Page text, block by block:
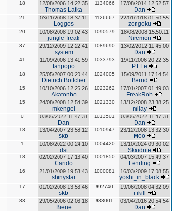
18 12/08/2006 14:22:35
Thomas Latka
1134066 17/08/2014 12:52:57
Dan
21 03/11/2008 18:37:11
Loggos
1126667 22/01/2018 01:50:55
zongoku
20 10/08/2008 19:02:43
jungle-freak
1090579 18/08/2008 15:50:11
Niremori
37 29/12/2009 12:22:41
system
1089690 13/02/2012 11:45:00
Dan
41 11/09/2006 13:41:59
tanpopo
1033793 19/11/2006 20:22:35
PiLLe
18 25/05/2007 00:20:44
Dietrich Böttcher
1024005 15/09/2011 17:14:54
Bernd
15 10/10/2006 12:26:26
Akatonbo
1023262 17/01/2007 01:49:03
FreakRob
15 24/08/2008 12:54:39
mkengel
1021330 13/12/2008 23:38:25
milay
0 03/06/2022 11:47:31
Dan
1013501 03/06/2022 11:47:31
Dan
18 13/04/2007 23:58:12
skb
1010947 23/12/2008 13:32:30
Moo
1 10/08/2022 00:24:10
dst
1004420 13/10/2024 09:30:02
Skaidrite
18 02/02/2007 17:13:40
Carido
1001850 04/03/2007 15:49:37
Lehrling
16 21/01/2009 19:53:43
shinystar
1000081 16/03/2009 17:08:55
yoshi_in_black
17 01/02/2008 13:53:46
skb
992740 19/06/2008 04:32:09
mkill
83 29/05/2006 02:03:18
Biene
983001 03/04/2016 20:54:54
Dan